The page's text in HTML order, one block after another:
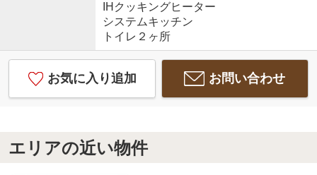
IHクッキングヒーター
システムキッチン
トイレ２ヶ所
お気に入り追加 お問い合わせ
エリアの近い物件